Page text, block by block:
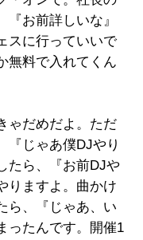
お前詳しいな』
スに行っていいで
無料で入れてくん
ゃだめだよ。ただ
『じゃあ僕DJやり
たら、『お前DJや
りますよ。曲かけ
ら、『じゃあ、い
ったんです。開催1